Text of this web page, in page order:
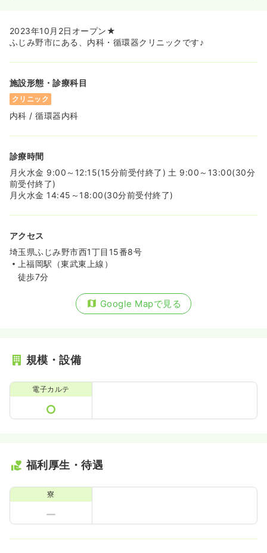
2023年10月2日オープン★
ふじみ野市にある、内科・循環器クリニックです♪
施設形態・診療科目
クリニック
内科 / 循環器内科
診療時間
月火水金 9:00～12:15(15分前受付終了) 土 9:00～13:00(30分
前受付終了)
月火水金 14:45～18:00(30分前受付終了)
アクセス
埼玉県ふじみ野市西1丁目15番8号
上福岡駅（東武東上線）
徒歩7分
Google Mapで見る
規模・設備
電子カルテ
福利厚生・待遇
寮